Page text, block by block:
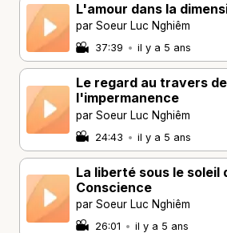
L'amour dans la
par Soeur Luc Nghiêm
37:39 • il y a 5 ans
Le regard au travers de
l'impermanence
par Soeur Luc Nghiêm
24:43 • il y a 5 ans
La liberté sous le soleil
Conscience
par Soeur Luc Nghiêm
26:01 • il y a 5 ans